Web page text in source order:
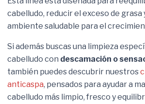
cabelludo, reducir el exceso de
ambiente saludable para el
Si además buscas una limpieza
cabelludo con descamación o
también puedes descubrir nuestros
anticaspa, pensados para ayudar a
cabelludo más limpio, fresco y